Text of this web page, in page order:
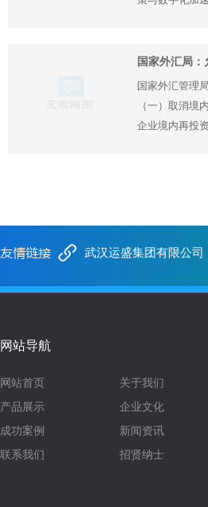
国家外汇局
国家外汇管理
（一）取消境
企业境内再投资
武汉运盛集团有限公司
网站导航
网站首页
关于我们
产品展示
企业文化
成功案例
新闻资讯
联系我们
招贤纳士